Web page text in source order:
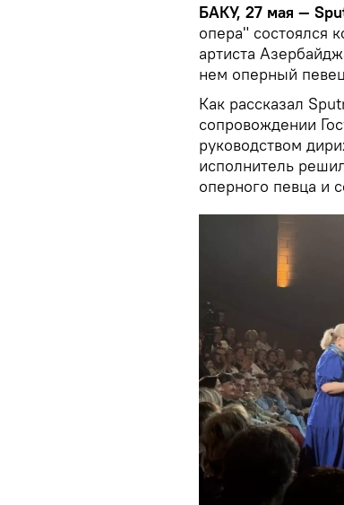
БАКУ, 27 мая —
опера" состоялся
артиста
нем оперный
Как рассказал
сопровождении
руководством
исполнитель
оперного певца и